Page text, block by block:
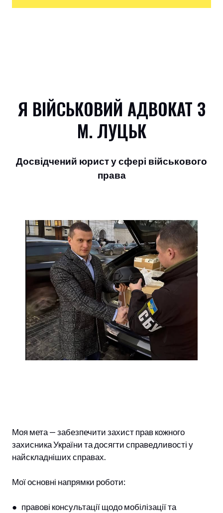
Я ВІЙСЬКОВИЙ АДВОКАТ З
М. ЛУЦЬК
Досвідчений юрист у сфері військового
права
Моя мета — забезпечити захист прав кожного
захисника України та досягти справедливості у
найскладніших справах.
Мої основні напрямки роботи:
● правові консультації щодо мобілізації та